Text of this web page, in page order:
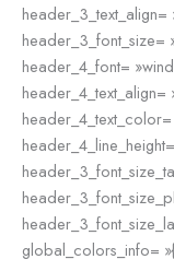
header_3_font_size=
header_4_font=
header_4_text_align=
global_colors_info=